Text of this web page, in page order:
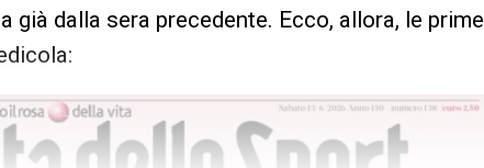
dalla sera precedente. Ecco, allora, le prime